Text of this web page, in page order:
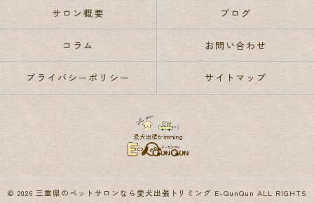
サロン概要 ブログ
コラム お問い合わせ
プライバシーポリシー サイトマップ
© 2026 三重県のペットサロンなら愛犬出張トリミング E-QunQun ALL RIGHTS